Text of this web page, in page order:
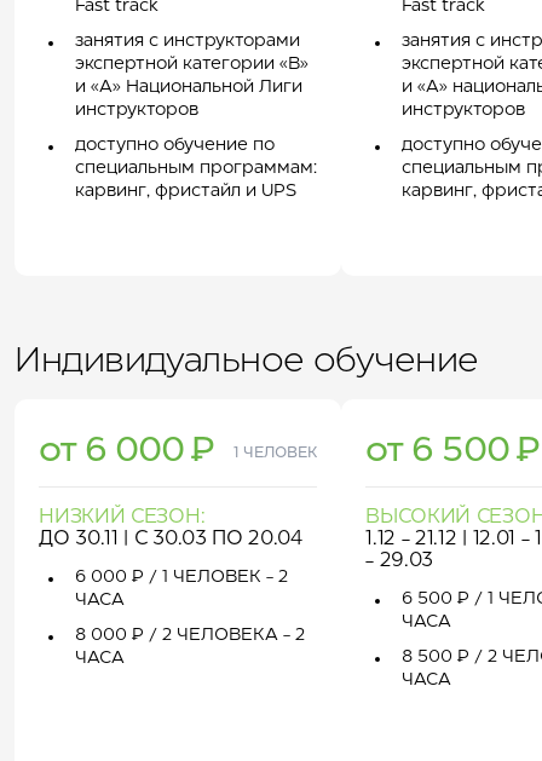
Fast track
занятия с инструкторами
экспертной категории «В»
и «А» Национальной Лиги
инструкторов
доступно обучение по
специальным программам:
карвинг, фристайл и UPS
Fast track
занятия с
экспертной
и «А»
инструкторов
доступно
специальным
карвинг,
Индивидуальное обучение
от 6 000 ₽ 1 ЧЕЛОВЕК
НИЗКИЙ СЕЗОН:
ДО 30.11 | С 30.03 ПО 20.04
6 000 ₽ / 1 ЧЕЛОВЕК - 2
ЧАСА
8 000 ₽ / 2 ЧЕЛОВЕКА - 2
ЧАСА
от 6 500 ₽
ВЫСОКИЙ
1.12 - 21.12 | 12.01
- 29.03
6 500 ₽ / 1
ЧАСА
8 500 ₽ / 2
ЧАСА